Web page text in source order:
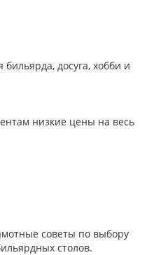
досуга, хобби и
низкие цены на весь
советы по выбору
столов.